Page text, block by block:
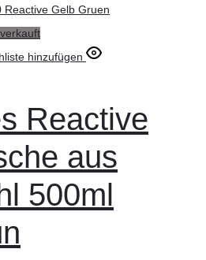
hinzufügen
Reactive
aus
500ml